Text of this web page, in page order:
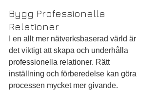
Bygg Professionella
Relationer
I en allt mer nätverksbaserad värld är
det viktigt att skapa och underhålla
professionella relationer. Rätt
inställning och förberedelse kan göra
processen mycket mer givande.